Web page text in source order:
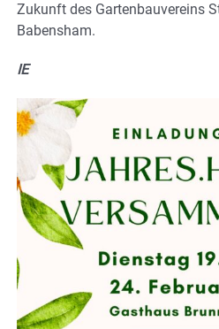
Zukunft des Gartenbauvereins
Babensham.
IE